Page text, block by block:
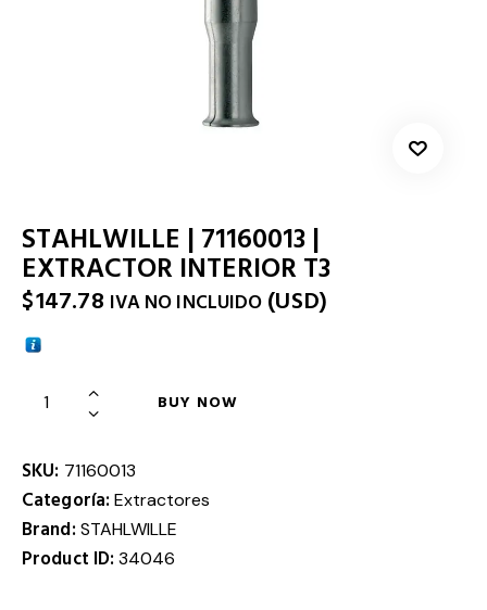
STAHLWILLE | 71160013 |
EXTRACTOR INTERIOR T3
$147.78 IVA NO INCLUIDO (USD)
BUY NOW
SKU: 71160013
Categoría:Extractores
Brand: STAHLWILLE
Product ID:34046